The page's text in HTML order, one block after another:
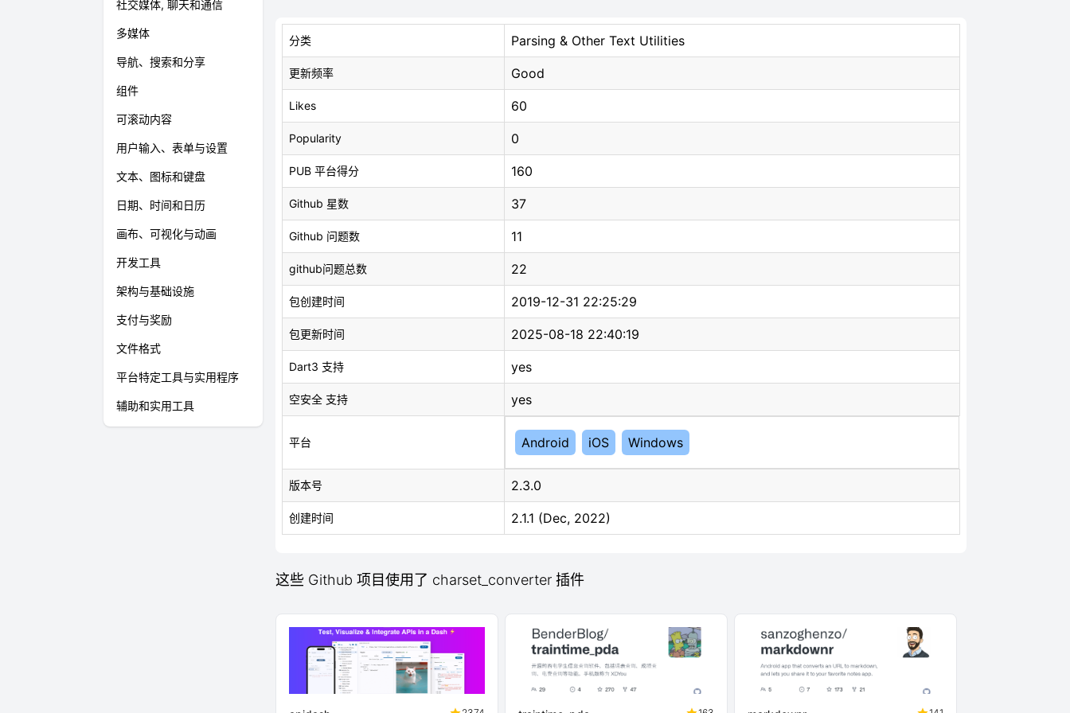
社交媒体, 聊天和通信
多媒体
导航、搜索和分享
组件
可滚动内容
用户输入、表单与设置
文本、图标和键盘
日期、时间和日历
画布、可视化与动画
开发工具
架构与基础设施
支付与奖励
文件格式
平台特定工具与实用程序
辅助和实用工具
分类 Parsing & Other Text Utilities
更新频率 Good
Likes 60
Popularity 0
PUB 平台得分 160
Github 星数 37
Github 问题数 11
github问题总数 22
包创建时间 2019-12-31 22:25:29
包更新时间 2025-08-18 22:40:19
Dart3 支持 yes
空安全 支持 yes
平台 Android iOS Windows
版本号 2.3.0
创建时间 2.1.1 (Dec, 2022)
这些 Github 项目使用了 charset_converter 插件